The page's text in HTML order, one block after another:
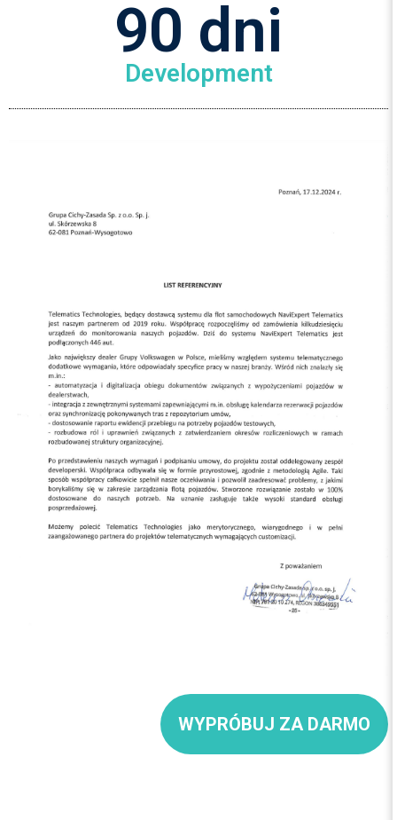
Development
90 dni
WYPRÓBUJ ZA DARMO